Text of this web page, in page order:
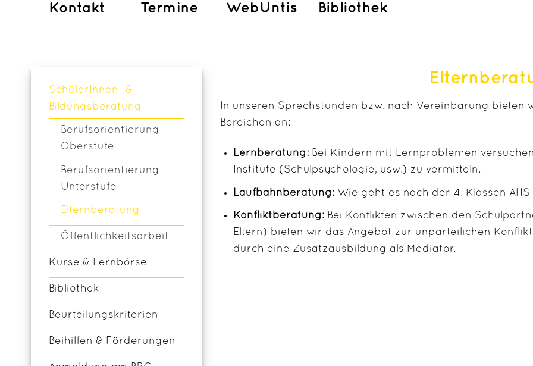
SchülerInnen- &
Bildungsberatung
Berufsorientierung
Oberstufe
Berufsorientierung
Unterstufe
Elternberatung
Öffentlichkeitsarbeit
Kurse & Lernbörse
Bibliothek
Beurteilungskriterien
Beihilfen & Förderungen
In unseren Sprechstunden bzw. nach Vereinbarung bieten
Bereichen an:
Lernberatung: Bei Kindern mit Lernproblemen
Institute (Schulpsychologie, usw.) zu vermitteln.
Laufbahnberatung: Wie geht es nach der 4. Klassen
Konfliktberatung: Bei Konflikten zwischen den
Eltern) bieten wir das Angebot zur unparteilichen
durch eine Zusatzausbildung als Mediator.